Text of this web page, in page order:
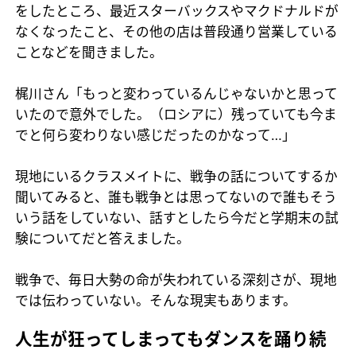
をしたところ、最近スターバックスやマクドナルドが
なくなったこと、その他の店は普段通り営業している
ことなどを聞きました。
梶川さん「もっと変わっているんじゃないかと思って
いたので意外でした。（ロシアに）残っていても今ま
でと何ら変わりない感じだったのかなって…」
現地にいるクラスメイトに、戦争の話についてするか
聞いてみると、誰も戦争とは思ってないので誰もそう
いう話をしていない、話すとしたら今だと学期末の試
験についてだと答えました。
戦争で、毎日大勢の命が失われている深刻さが、現地
では伝わっていない。そんな現実もあります。
人生が狂ってしまってもダンスを踊り続